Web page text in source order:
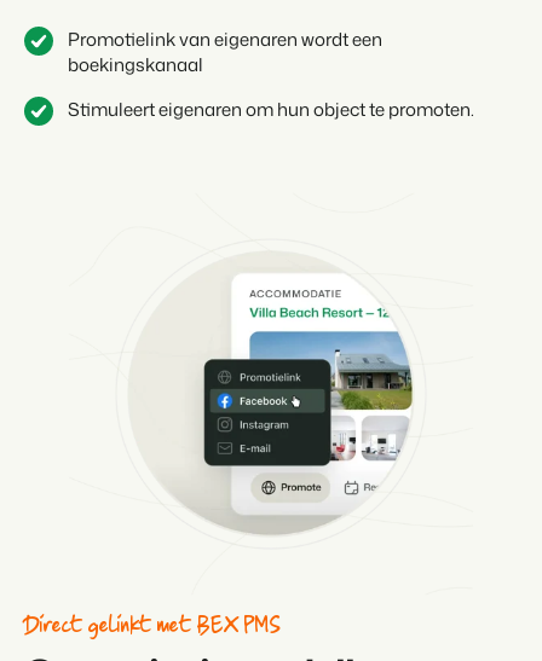
Promotielink van eigenaren wordt een
boekingskanaal
Stimuleert eigenaren om hun object te promoten.
Direct gelinkt met BEX PMS